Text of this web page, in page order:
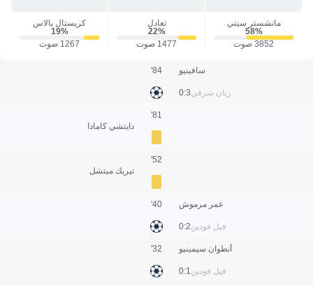
مانشستر سيتي
58‎%‎
3852 صوت
تعادل
22‎%‎
1477 صوت
كريستال بالاس
19‎%‎
1267 صوت
سافينيو
ريان شرقي3:0
84'
دايتشي كامادا
81'
تيريك ميتشل
52'
عمر مرموش
فيل فودين2:0
40'
أنطوان سيمينيو
فيل فودين1:0
32'